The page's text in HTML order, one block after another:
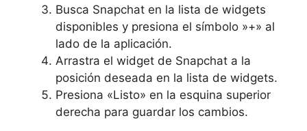
Busca Snapchat‍ en la lista de widgets
disponibles y presiona el símbolo ⁢»+»⁣ al⁢
lado de ‍la aplicación.
Arrastra el widget de Snapchat a la
posición deseada en la lista de widgets.
Presiona «Listo» en la esquina superior
derecha para ​guardar los‍ cambios.